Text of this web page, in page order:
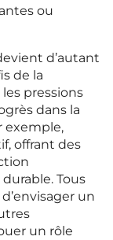
ou
d’autant
de la
pressions
dans la
exemple,
offrant des
Tous
un
un rôle